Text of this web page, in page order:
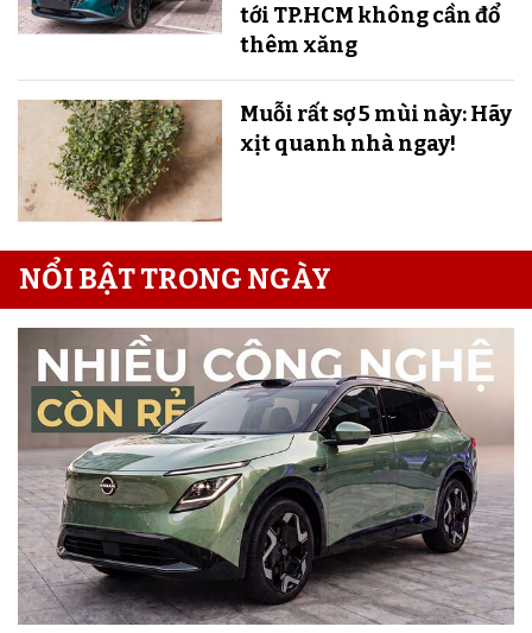
tới TP.HCM không cần đổ
thêm xăng
Muỗi rất sợ 5 mùi này: Hãy
xịt quanh nhà ngay!
NỔI BẬT TRONG NGÀY